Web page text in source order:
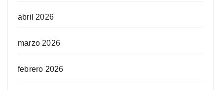
abril 2026
marzo 2026
febrero 2026